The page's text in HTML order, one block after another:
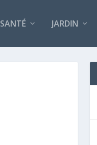
SANTÉ JARDIN